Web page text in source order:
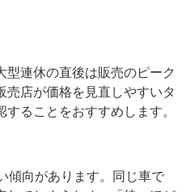
連休の直後は販売のピーク
売店が価格を見直しやすいタ
ることをおすすめします。
傾向があります。同じ車で